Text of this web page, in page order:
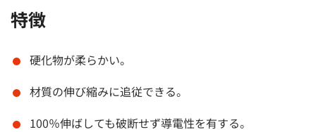
特徴
硬化物が柔らかい。
材質の伸び縮みに追従できる。
100％伸ばしても破断せず導電性を有する。